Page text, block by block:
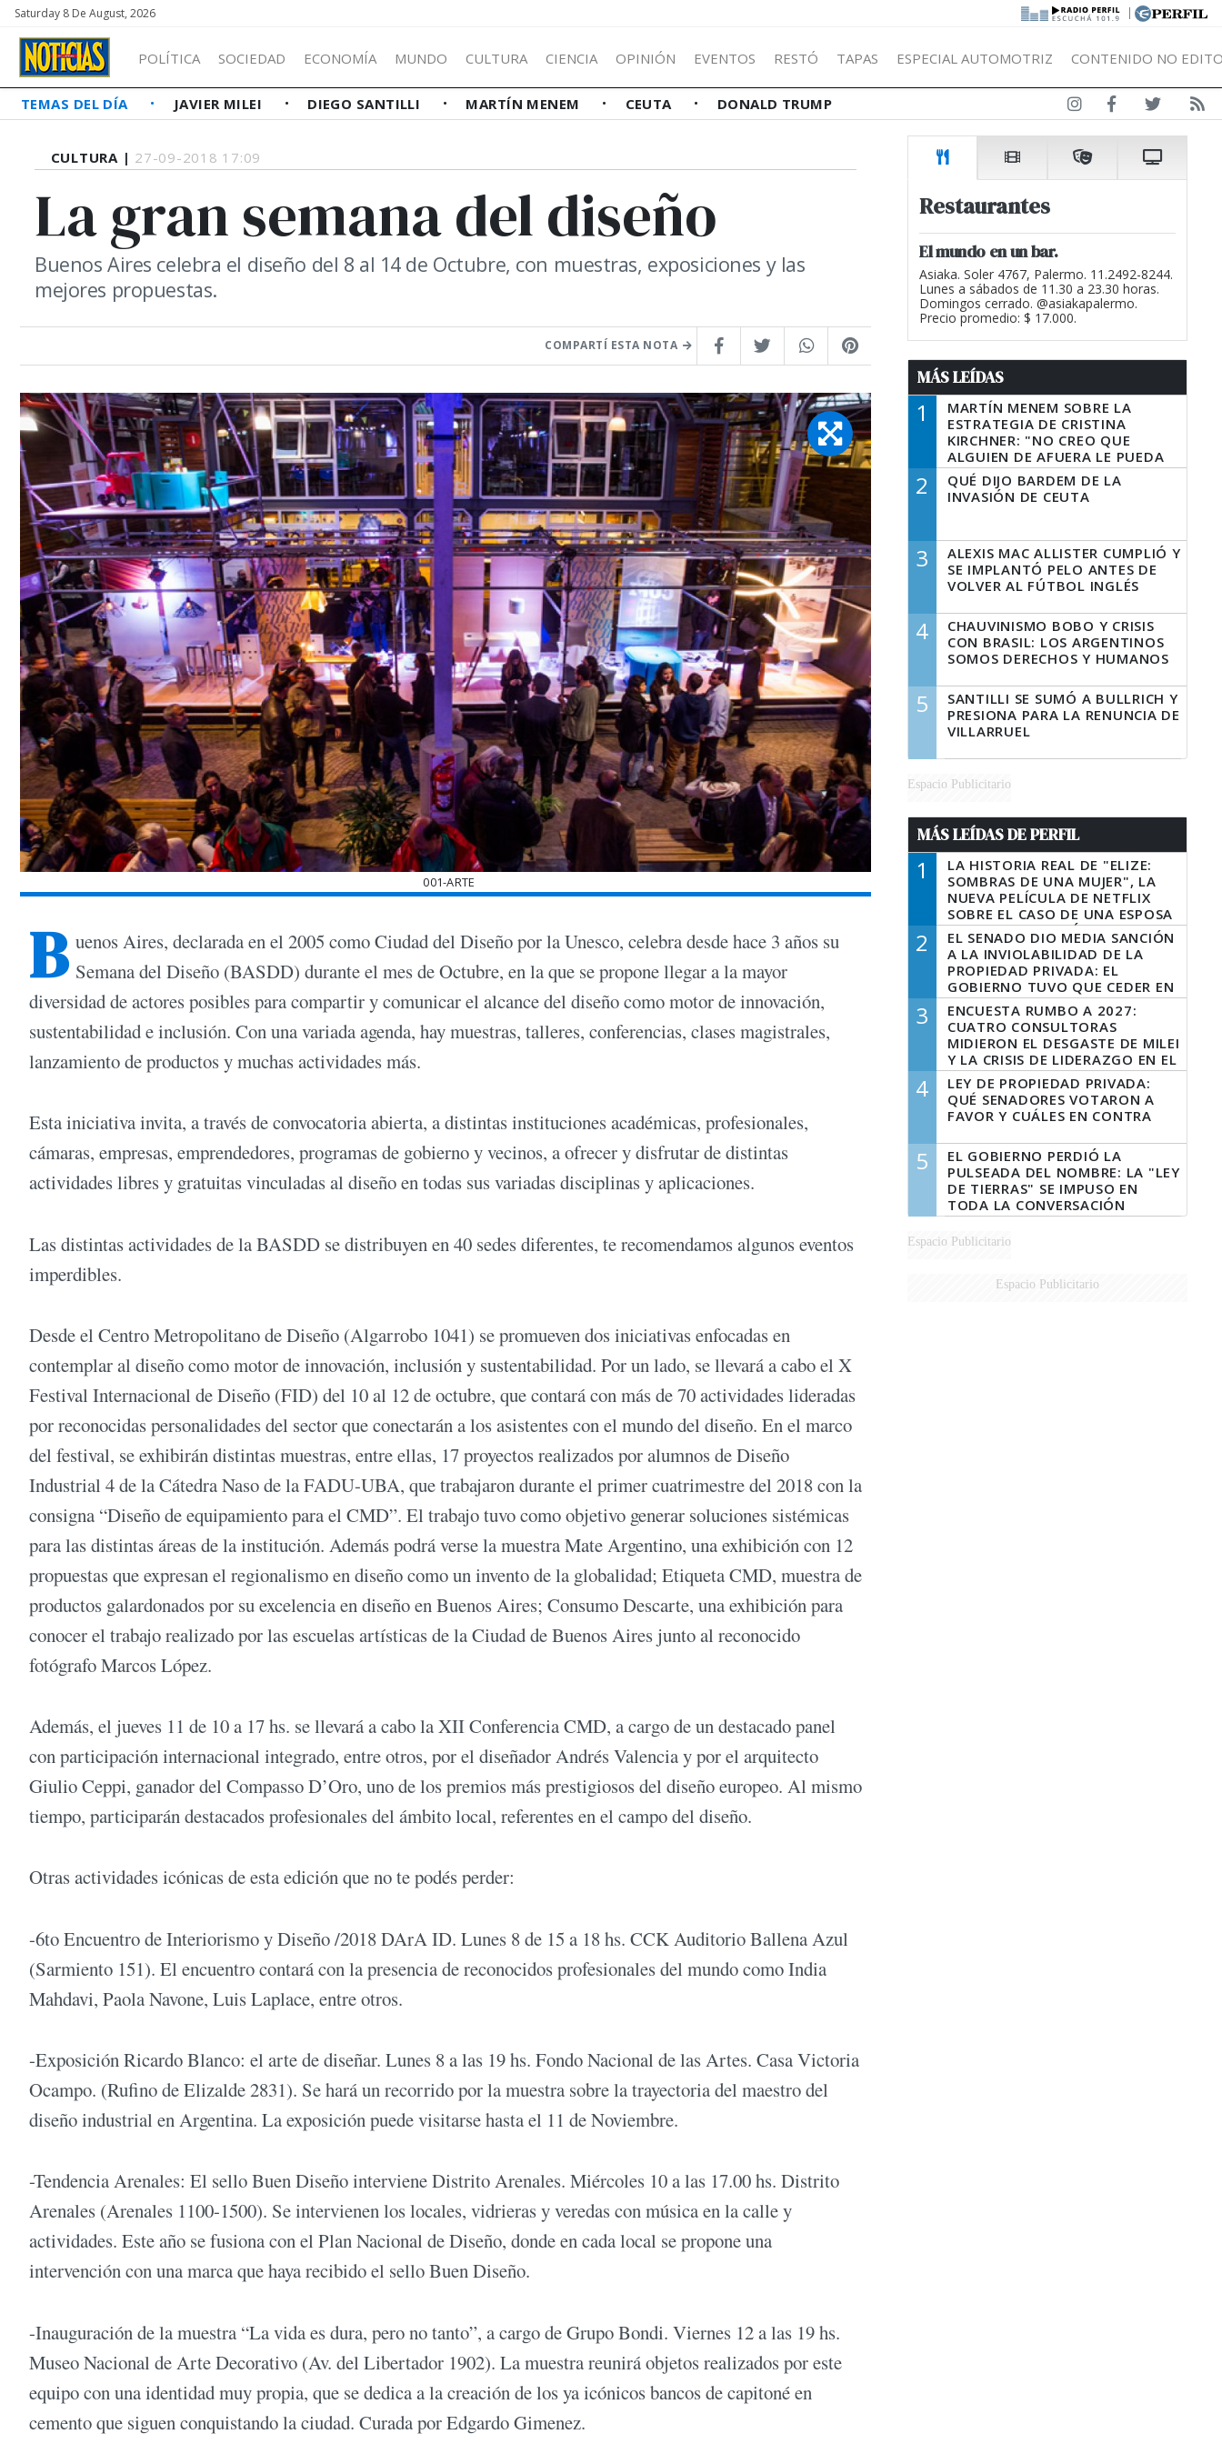
Saturday 8 De August, 2026 |
POLÍTICA SOCIEDAD ECONOMÍA MUNDO CULTURA CIENCIA OPINIÓN EVENTOS RESTÓ TAPAS ESPECIAL AUTOMOTRIZ CONTENIDO NO
TEMAS DEL DÍA JAVIER MILEI DIEGO SANTILLI MARTÍN MENEM CEUTA DONALD TRUMP
CULTURA | 27-09-2018 17:09
La gran semana del diseño
Buenos Aires celebra el diseño del 8 al 14 de Octubre, con muestras, exposiciones y las
mejores propuestas.
COMPARTÍ ESTA NOTA
001-ARTE
B uenos Aires, declarada en el 2005 como Ciudad del Diseño por la Unesco, celebra desde hace 3 años su
Semana del Diseño (BASDD) durante el mes de Octubre, en la que se propone llegar a la mayor
diversidad de actores posibles para compartir y comunicar el alcance del diseño como motor de innovación,
sustentabilidad e inclusión. Con una variada agenda, hay muestras, talleres, conferencias, clases magistrales,
lanzamiento de productos y muchas actividades más.
Esta iniciativa invita, a través de convocatoria abierta, a distintas instituciones académicas, profesionales,
cámaras, empresas, emprendedores, programas de gobierno y vecinos, a ofrecer y disfrutar de distintas
actividades libres y gratuitas vinculadas al diseño en todas sus variadas disciplinas y aplicaciones.
Las distintas actividades de la BASDD se distribuyen en 40 sedes diferentes, te recomendamos algunos eventos
imperdibles.
Desde el Centro Metropolitano de Diseño (Algarrobo 1041) se promueven dos iniciativas enfocadas en
contemplar al diseño como motor de innovación, inclusión y sustentabilidad. Por un lado, se llevará a cabo el X
Festival Internacional de Diseño (FID) del 10 al 12 de octubre, que contará con más de 70 actividades lideradas
por reconocidas personalidades del sector que conectarán a los asistentes con el mundo del diseño. En el marco
del festival, se exhibirán distintas muestras, entre ellas, 17 proyectos realizados por alumnos de Diseño
Industrial 4 de la Cátedra Naso de la FADU-UBA, que trabajaron durante el primer cuatrimestre del 2018 con la
consigna “Diseño de equipamiento para el CMD”. El trabajo tuvo como objetivo generar soluciones sistémicas
para las distintas áreas de la institución. Además podrá verse la muestra Mate Argentino, una exhibición con 12
propuestas que expresan el regionalismo en diseño como un invento de la globalidad; Etiqueta CMD, muestra de
productos galardonados por su excelencia en diseño en Buenos Aires; Consumo Descarte, una exhibición para
conocer el trabajo realizado por las escuelas artísticas de la Ciudad de Buenos Aires junto al reconocido
fotógrafo Marcos López.
Además, el jueves 11 de 10 a 17 hs. se llevará a cabo la XII Conferencia CMD, a cargo de un destacado panel
con participación internacional integrado, entre otros, por el diseñador Andrés Valencia y por el arquitecto
Giulio Ceppi, ganador del Compasso D’Oro, uno de los premios más prestigiosos del diseño europeo. Al mismo
tiempo, participarán destacados profesionales del ámbito local, referentes en el campo del diseño.
Otras actividades icónicas de esta edición que no te podés perder:
-6to Encuentro de Interiorismo y Diseño /2018 DArA ID. Lunes 8 de 15 a 18 hs. CCK Auditorio Ballena Azul
(Sarmiento 151). El encuentro contará con la presencia de reconocidos profesionales del mundo como India
Mahdavi, Paola Navone, Luis Laplace, entre otros.
-Exposición Ricardo Blanco: el arte de diseñar. Lunes 8 a las 19 hs. Fondo Nacional de las Artes. Casa Victoria
Ocampo. (Rufino de Elizalde 2831). Se hará un recorrido por la muestra sobre la trayectoria del maestro del
diseño industrial en Argentina. La exposición puede visitarse hasta el 11 de Noviembre.
-Tendencia Arenales: El sello Buen Diseño interviene Distrito Arenales. Miércoles 10 a las 17.00 hs. Distrito
Arenales (Arenales 1100-1500). Se intervienen los locales, vidrieras y veredas con música en la calle y
actividades. Este año se fusiona con el Plan Nacional de Diseño, donde en cada local se propone una
intervención con una marca que haya recibido el sello Buen Diseño.
-Inauguración de la muestra “La vida es dura, pero no tanto”, a cargo de Grupo Bondi. Viernes 12 a las 19 hs.
Museo Nacional de Arte Decorativo (Av. del Libertador 1902). La muestra reunirá objetos realizados por este
equipo con una identidad muy propia, que se dedica a la creación de los ya icónicos bancos de capitoné en
cemento que siguen conquistando la ciudad. Curada por Edgardo Gimenez.
Restaurantes
El mundo en un bar.
Asiaka. Soler 4767, Palermo. 11.2492-8244.
Lunes a sábados de 11.30 a 23.30 horas.
Domingos cerrado. @asiakapalermo.
Precio promedio: $ 17.000.
MÁS LEÍDAS
1
MARTÍN MENEM SOBRE LA
ESTRATEGIA DE CRISTINA
KIRCHNER: "NO CREO QUE
ALGUIEN DE AFUERA LE PUEDA
DECIR A LA JUSTICIA LO QUE
TIENE QUE HACER"
2
QUÉ DIJO BARDEM DE LA
INVASIÓN DE CEUTA
3
ALEXIS MAC ALLISTER CUMPLIÓ Y
SE IMPLANTÓ PELO ANTES DE
VOLVER AL FÚTBOL INGLÉS
4
CHAUVINISMO BOBO Y CRISIS
CON BRASIL: LOS ARGENTINOS
SOMOS DERECHOS Y HUMANOS
5
SANTILLI SE SUMÓ A BULLRICH Y
PRESIONA PARA LA RENUNCIA DE
VILLARRUEL
Espacio Publicitario
MÁS LEÍDAS DE PERFIL
1
LA HISTORIA REAL DE "ELIZE:
SOMBRAS DE UNA MUJER", LA
NUEVA PELÍCULA DE NETFLIX
SOBRE EL CASO DE UNA ESPOSA
QUE DESCUARTIZÓ A SU
MARIDO
2
EL SENADO DIO MEDIA SANCIÓN
A LA INVIOLABILIDAD DE LA
PROPIEDAD PRIVADA: EL
GOBIERNO TUVO QUE CEDER EN
LA LEY DEL MANEJO DEL FUEGO
3
ENCUESTA RUMBO A 2027:
CUATRO CONSULTORAS
MIDIERON EL DESGASTE DE MILEI
Y LA CRISIS DE LIDERAZGO EN EL
PERONISMO
4
LEY DE PROPIEDAD PRIVADA:
QUÉ SENADORES VOTARON A
FAVOR Y CUÁLES EN CONTRA
5
EL GOBIERNO PERDIÓ LA
PULSEADA DEL NOMBRE: LA "LEY
DE TIERRAS" SE IMPUSO EN
TODA LA CONVERSACIÓN
DIGITAL
Espacio Publicitario
Espacio Publicitario